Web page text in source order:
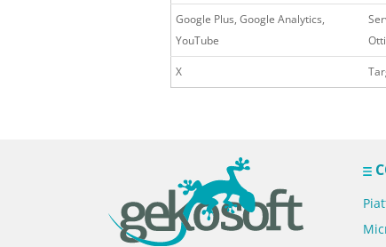
Google Plus, Google Analytics,
YouTube
X